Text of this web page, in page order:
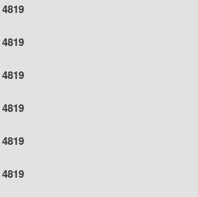
4819
4819
4819
4819
4819
4819